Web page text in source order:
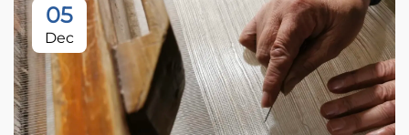
05
Dec